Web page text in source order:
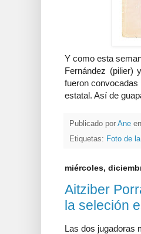
Y como esta
Fernández (pilier)
fueron
estatal. Así de
Publicado por Ane en
Etiquetas: Foto de
miércoles,
Aitziber
la seleción
Las dos jugadoras